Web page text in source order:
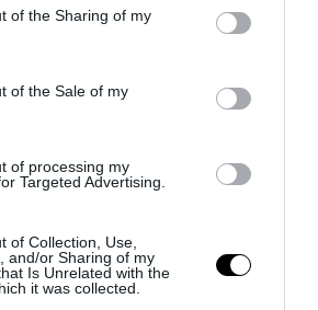
or usage behaviour. You may click to
to Google and its third-party tags to
specified purposes in below Google
of the Sharing of my
of the Sale of my
of processing my
Targeted Advertising.
of Collection, Use,
and/or Sharing of my
Is Unrelated with the
it was collected.
il patentino antifascista per parlare a
5 Agosto 2026